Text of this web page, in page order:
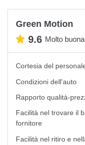
Green Motion
9.6 Molto buona
Cortesia del
Condizioni dell'auto
Rapporto qualità-
Facilità nel trovare il
fornitore
Facilità nel ritiro e